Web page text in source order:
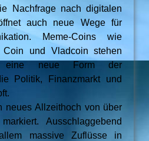
Nachfrage nach digitalen
auch neue Wege für
Meme-Coins wie
Coin und Vladcoin stehen
eine neue Form der
Politik, Finanzmarkt und
neues Allzeithoch von über
Ausschlaggebend
massive Zuflüsse in